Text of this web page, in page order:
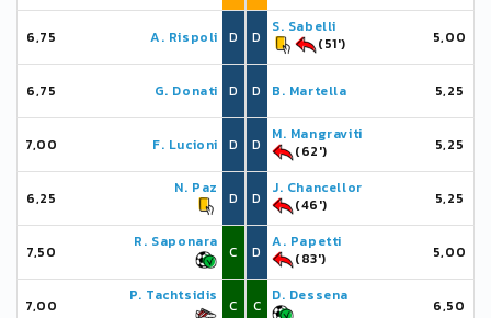
6,75 A. Rispoli D
6,75 G. Donati D
7,00 F. Lucioni D
6,25
N. Paz
D
7,50
R. Saponara
C
7,00
P. Tachtsidis
C
D
S. Sabelli
(51')
5,00
D B. Martella 5,25
D
M. Mangraviti
(62')
5,25
D
J. Chancellor
(46')
5,25
D
A. Papetti
(83')
5,00
C
D. Dessena
6,50